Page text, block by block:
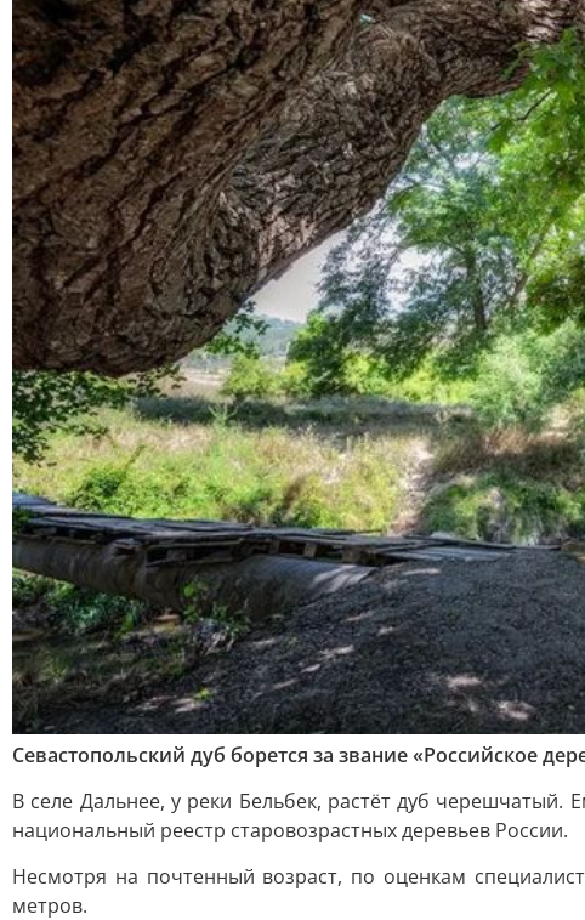
Севастопольский дуб борется за звание «Российское
В селе Дальнее, у реки Бельбек, растёт дуб
национальный реестр старовозрастных деревьев России.
Несмотря на почтенный возраст, по оценкам
метров.